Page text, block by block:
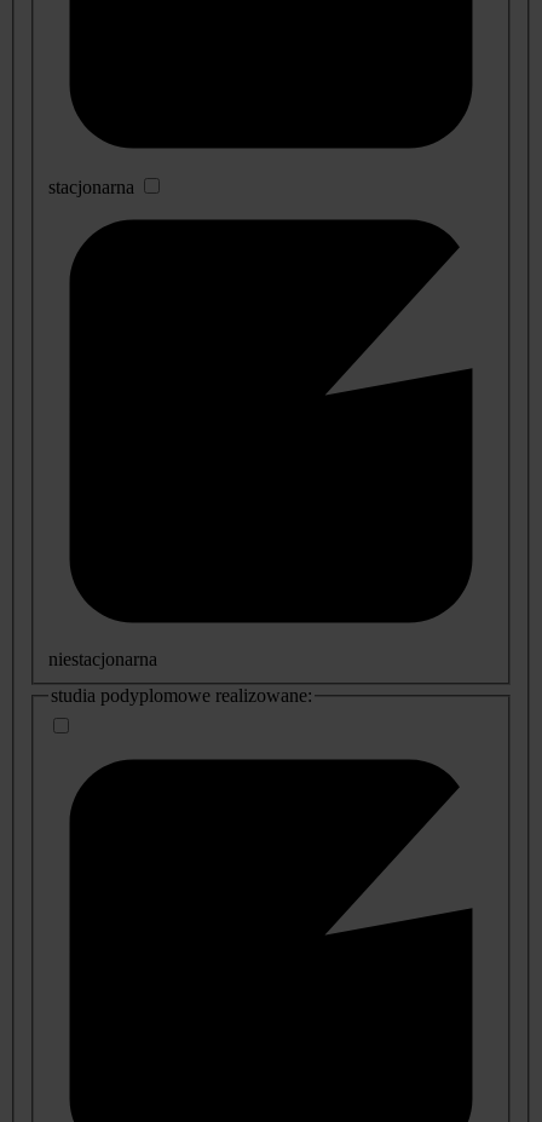
stacjonarna
niestacjonarna
studia podyplomowe realizowane: